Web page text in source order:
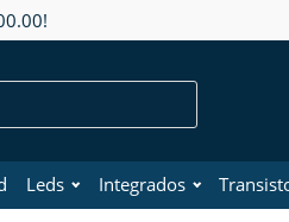
Leds Integrados